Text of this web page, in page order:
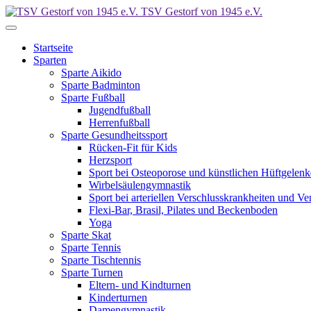
TSV Gestorf von 1945 e.V.
Startseite
Sparten
Sparte Aikido
Sparte Badminton
Sparte Fußball
Jugendfußball
Herrenfußball
Sparte Gesundheitssport
Rücken-Fit für Kids
Herzsport
Sport bei Osteoporose und künstlichen
Wirbelsäulengymnastik
Sport bei arteriellen Verschlusskrankheiten und
Flexi-Bar, Brasil, Pilates und Beckenboden
Yoga
Sparte Skat
Sparte Tennis
Sparte Tischtennis
Sparte Turnen
Eltern- und Kindturnen
Kinderturnen